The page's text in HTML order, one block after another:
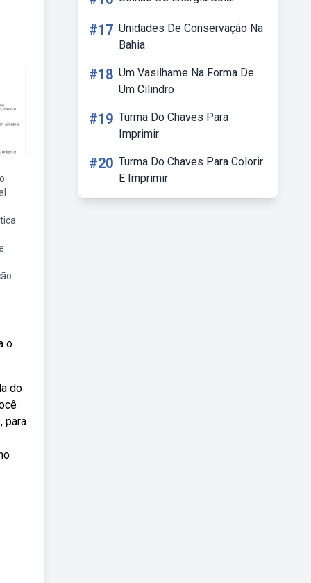
o
do
para
#17 Unidades De Conservação Na
Bahia
#18 Um Vasilhame Na Forma De
Um Cilindro
#19 Turma Do Chaves Para
Imprimir
#20 Turma Do Chaves Para Colorir
E Imprimir